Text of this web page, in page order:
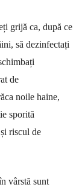
grijă ca, după ce
să dezinfectați
de
noile haine,
sporită
riscul de
vârstă sunt